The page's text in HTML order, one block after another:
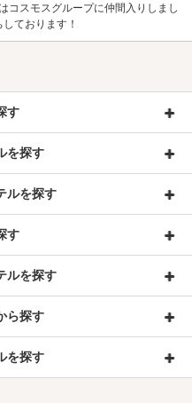
コスモスグループに仲間入りしまし
ております！
す
を探す
ルを探す
す
ルを探す
ら探す
を探す